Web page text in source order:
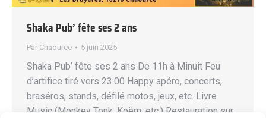
Shaka Pub’ fête ses 2 ans
Par Chaource 5 juin 2025
Shaka Pub’ fête ses 2 ans De 11h à Minuit Feu
d’artifice tiré vers 23:00 Happy apéro, concerts,
braséros, stands, défilé motos, jeux, etc. Livre
Music (Monkey Tonk, Koëm, etc.) Restauration sur